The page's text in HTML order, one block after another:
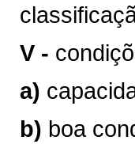
V -
a)
b) boa